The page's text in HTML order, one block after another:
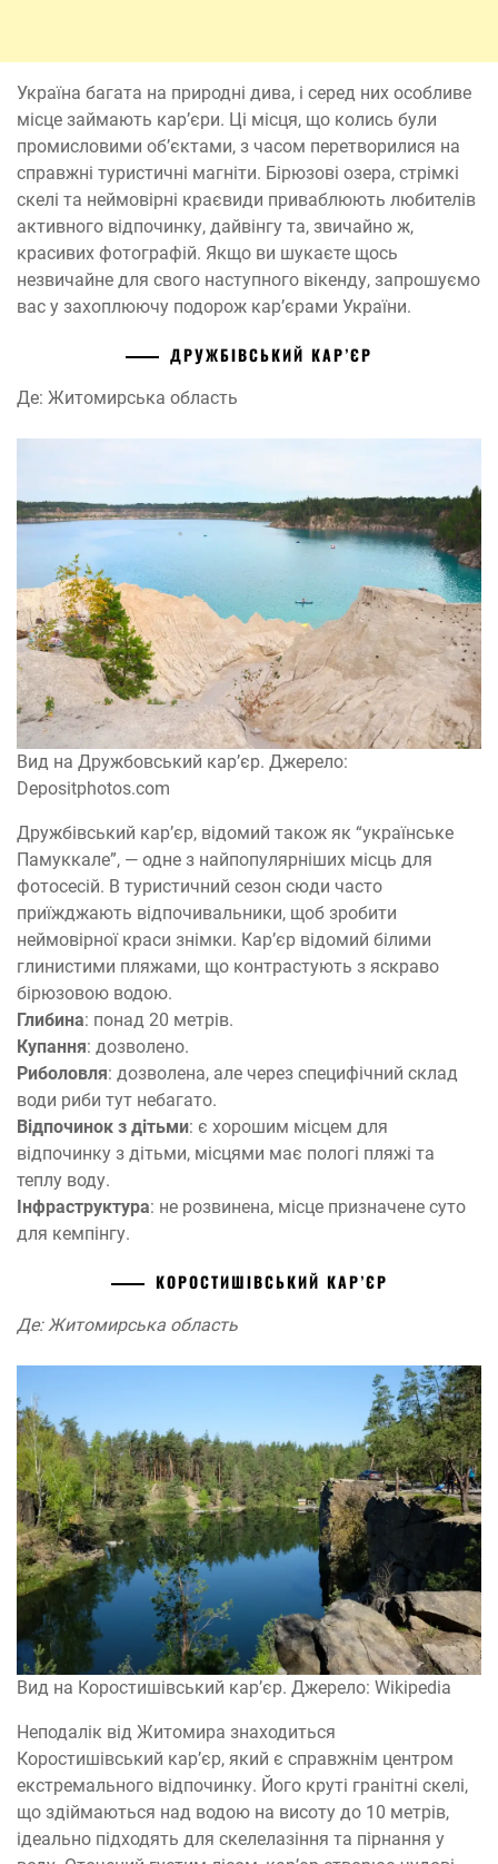
Україна багата на природні дива, і серед них особливе
місце займають кар’єри. Ці місця, що колись були
промисловими об’єктами, з часом перетворилися на
справжні туристичні магніти. Бірюзові озера, стрімкі
скелі та неймовірні краєвиди приваблюють любителів
активного відпочинку, дайвінгу та, звичайно ж,
красивих фотографій. Якщо ви шукаєте щось
незвичайне для свого наступного вікенду, запрошуємо
вас у захоплюючу подорож кар’єрами України.
ДРУЖБІВСЬКИЙ КАР’ЄР
Де: Житомирська область
Вид на Дружбовський кар’єр. Джерело:
Depositphotos.com
Дружбівський кар’єр, відомий також як “українське
Памуккале”, — одне з найпопулярніших місць для
фотосесій. В туристичний сезон сюди часто
приїжджають відпочивальники, щоб зробити
неймовірної краси знімки. Кар’єр відомий білими
глинистими пляжами, що контрастують з яскраво
бірюзовою водою.
Глибина: понад 20 метрів.
Купання: дозволено.
Риболовля: дозволена, але через специфічний склад
води риби тут небагато.
Відпочинок з дітьми: є хорошим місцем для
відпочинку з дітьми, місцями має пологі пляжі та
теплу воду.
Інфраструктура: не розвинена, місце призначене суто
для кемпінгу.
КОРОСТИШІВСЬКИЙ КАР’ЄР
Де: Житомирська область
Вид на Коростишівський кар’єр. Джерело: Wikipedia
Неподалік від Житомира знаходиться
Коростишівський кар’єр, який є справжнім центром
екстремального відпочинку. Його круті гранітні скелі,
що здіймаються над водою на висоту до 10 метрів,
ідеально підходять для скелелазіння та пірнання у